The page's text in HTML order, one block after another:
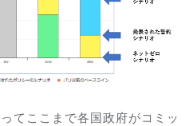
てここまで各国政府がコミッ